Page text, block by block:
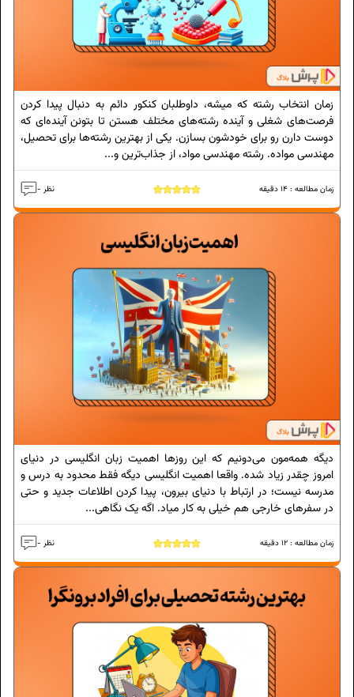
زمان انتخاب رشته که میشه، داوطلبان کنکور دائم به دنبال پیدا کردن
فرصت‌های شغلی و آینده رشته‌های مختلف هستن تا بتونن آینده‌ای که
دوست دارن رو برای خودشون بسازن. یکی از بهترین رشته‌ها برای تحصیل،
مهندسی مواده. رشته مهندسی مواد، از جذاب‌ترین و...
- نظر زمان مطالعه : 14 دقیقه
دیگه همه‌مون می‌دونیم که این روزها اهمیت زبان انگلیسی در دنیای
امروز چقدر زیاد شده. واقعا اهمیت انگلیسی دیگه فقط محدود به درس و
مدرسه نیست؛ در ارتباط با دنیای بیرون، پیدا کردن اطلاعات جدید و حتی
در سفرهای خارجی هم خیلی به کار میاد. اگه یک نگاهی...
- نظر زمان مطالعه : 12 دقیقه